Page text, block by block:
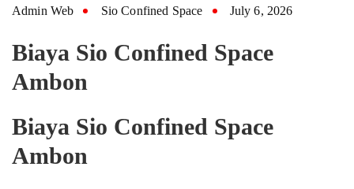
Admin Web Sio Confined Space July 6, 2026
Biaya Sio Confined Space
Ambon
Biaya Sio Confined Space
Ambon